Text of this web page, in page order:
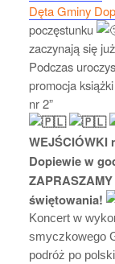
Dęta Gminy
poczęstunku
zaczynają się
Podczas
promocja
nr 2”
WEJŚCIÓWKI
Dopiewie w
świętowania!
Koncert w
smyczkowego
podróż po